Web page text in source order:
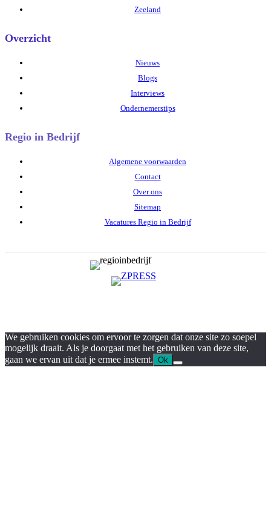
Zeeland
Overzicht
Nieuws
Blogs
Interviews
Ondernemerstips
Regio in Bedrijf
Algemene voorwaarden
Contact
Over ons
Sitemap
Vacatures Regio in Bedrijf
We gebruiken cookies om ervoor te zorgen dat onze site zo soepel
mogelijk draait. Als je doorgaat met het gebruiken van deze site,
gaan we ervan uit dat je ermee instemt. Ok